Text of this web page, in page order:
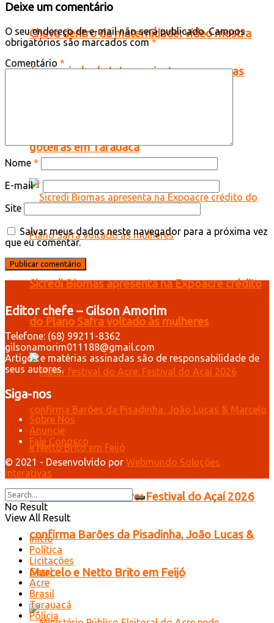
Chuva dentro da maternidade: vídeo mostra
água caindo do teto, pacientes com camas
goteiras em Tarauacá
Sicredi Biomas apresenta na Expoacre crédito
do Plano Safra voltado às mulheres
Maior festival do Acre: Festival do Açaí 2026
confirma Barões da Pisadinha, João Lucas &
Marcelo e Netto Brito em Feijó
Deixe um comentário
O seu endereço de e-mail não será publicado. Campos
obrigatórios são marcados com*
Comentário *
Nome *
E-mail*
Site
Salvar meus dados neste navegador para a próxima vez
que eu comentar.
Editor chefe – Gilson Amorim
Telefone: (68) 99211-8362
gilsonamorim011188@gmail.com
Artigos e matérias assinadas são de responsabilidade de
seus autores.
Siga-nos
Sobre Nós
Anuncie
Fale Conosco
© 2021 - Desenvolvido por Webmundo Soluções
Interativas
No Result
View All Result
Início
Política
Licitações
Geral
Acre
Brasil
Tarauacá
Polícia